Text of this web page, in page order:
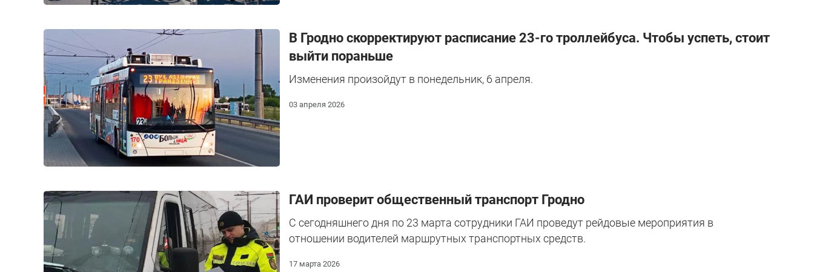
В Гродно скорректируют расписание 23-го троллейбуса. Чтобы успеть, стоит
выйти пораньше
Изменения произойдут в понедельник, 6 апреля.
03 апреля 2026
ГАИ проверит общественный транспорт Гродно
С сегодняшнего дня по 23 марта сотрудники ГАИ проведут рейдовые мероприятия в
отношении водителей маршрутных транспортных средств.
17 марта 2026